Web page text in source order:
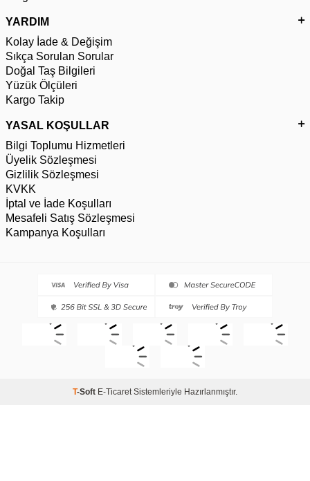
YARDIM
Kolay İade & Değişim
Sıkça Sorulan Sorular
Doğal Taş Bilgileri
Yüzük Ölçüleri
Kargo Takip
YASAL KOŞULLAR
Bilgi Toplumu Hizmetleri
Üyelik Sözleşmesi
Gizlilik Sözleşmesi
KVKK
İptal ve İade Koşulları
Mesafeli Satış Sözleşmesi
Kampanya Koşulları
T-Soft E-Ticaret Sistemleriyle Hazırlanmıştır.